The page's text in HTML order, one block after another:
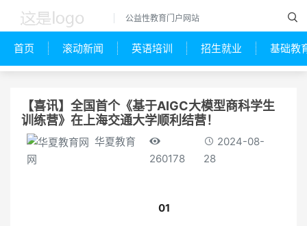
公益性教育门户网站
首页 滚动新闻 英语培训 招生就业 基础教
【喜讯】全国首个《基于AIGC大模型商科学生
训练营》在上海交通大学顺利结营！
华夏教育
网
260178
2024-08-
28
01